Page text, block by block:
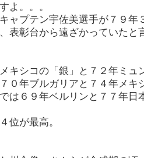
よ。。。
ャプテン宇佐美選手が７９
表彰台から遠ざかっていたと
キシコの「銀」と７２年ミュ
０年ブルガリアと７４年メキ
は６９年ベルリンと７７年日
位が最高。